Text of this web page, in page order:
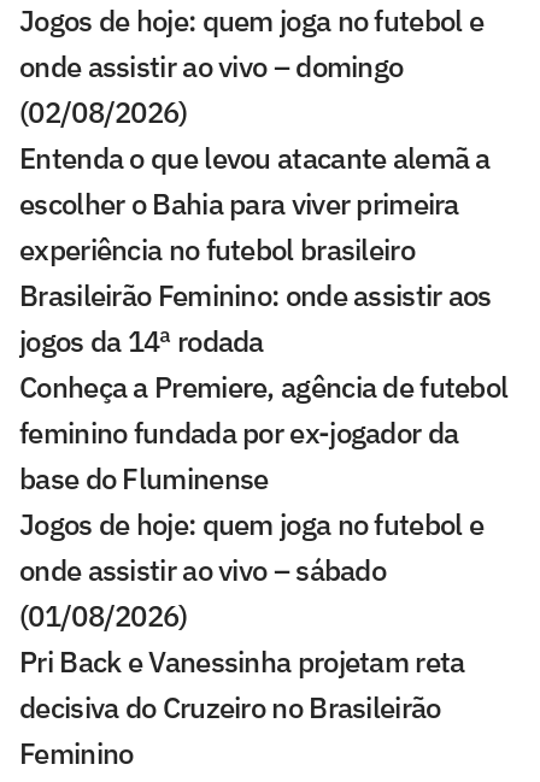
Jogos de hoje: quem joga no futebol e
onde assistir ao vivo – domingo
(02/08/2026)
Entenda o que levou atacante alemã a
escolher o Bahia para viver primeira
experiência no futebol brasileiro
Brasileirão Feminino: onde assistir aos
jogos da 14ª rodada
Conheça a Premiere, agência de futebol
feminino fundada por ex-jogador da
base do Fluminense
Jogos de hoje: quem joga no futebol e
onde assistir ao vivo – sábado
(01/08/2026)
Pri Back e Vanessinha projetam reta
decisiva do Cruzeiro no Brasileirão
Feminino